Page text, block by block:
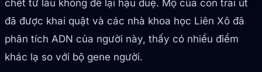
chết từ lâu không để lại hậu duệ. Mộ của con trai út
đã được khai quật và các nhà khoa học Liên Xô đã
phân tích ADN của người này, thấy có nhiều điểm
khác lạ so với bộ gene người.